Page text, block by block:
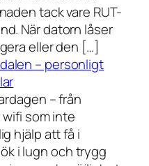
tack vare RUT-
När datorn låser
eller den […]
– personligt
– från
som inte
hjälp att få i
i lugn och trygg